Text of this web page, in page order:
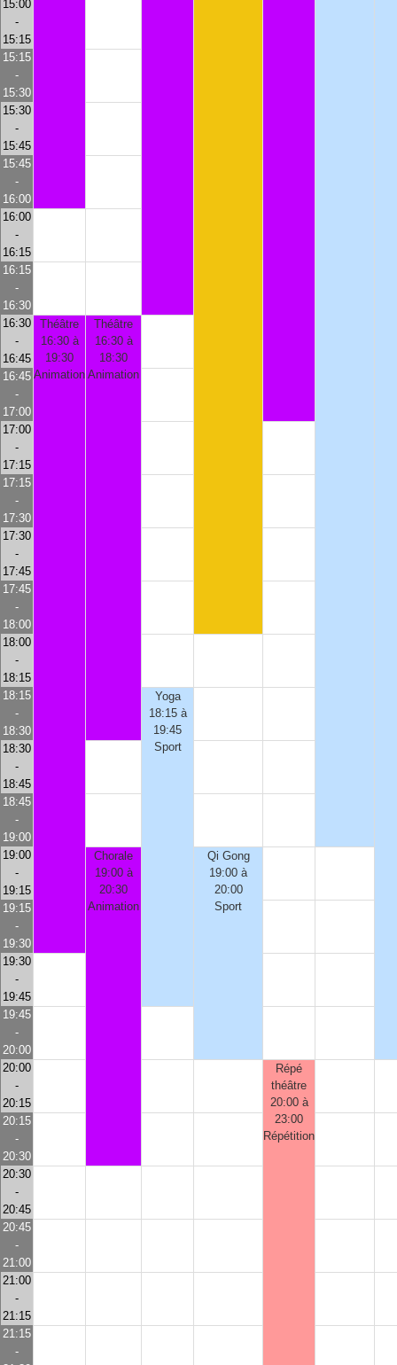
15:00
-
15:15
15:15
-
15:30
15:30
-
15:45
15:45
-
16:00
16:00
-
16:15
16:15
-
16:30
16:30
-
16:45
Théâtre
16:30 à
19:30
Animation
Théâtre
16:30 à
18:30
Animation
16:45
-
17:00
17:00
-
17:15
17:15
-
17:30
17:30
-
17:45
17:45
-
18:00
18:00
-
18:15
18:15
-
18:30
Yoga
18:15 à
19:45
Sport
18:30
-
18:45
18:45
-
19:00
19:00
-
19:15
Chorale
19:00 à
20:30
Animation
Qi Gong
19:00 à
20:00
Sport
19:15
-
19:30
19:30
-
19:45
19:45
-
20:00
20:00
-
20:15
Répé
théâtre
20:00 à
23:00
Répétition
20:15
-
20:30
20:30
-
20:45
20:45
-
21:00
21:00
-
21:15
21:15
-